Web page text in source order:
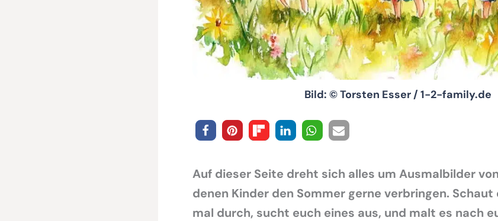
Bild: © Torsten Esser / 1-2-family.de
Auf dieser Seite dreht sich alles um Ausmalbilder
denen Kinder den Sommer gerne verbringen.
mal durch, sucht euch eines aus, und malt es nach